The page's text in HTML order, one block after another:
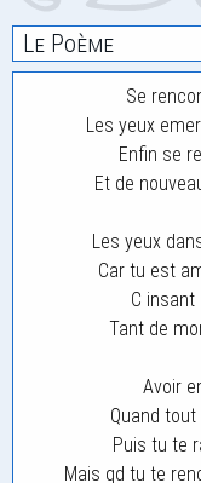
Le Poème
Se
Les yeux
Enfin se
Et de
Les yeux
Car tu est
C
Tant de
Avoir
Quand
Puis tu te
Mais qd tu te